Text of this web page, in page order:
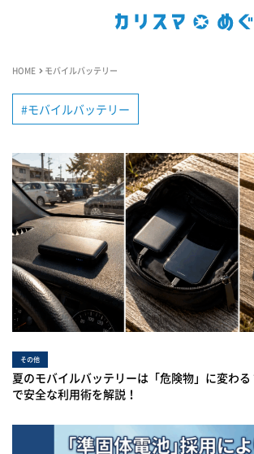
HOME モバイルバッテリー
モバイルバッテリー
その他
夏のモバイルバッテリーは「危険物」に変わる
で安全な利用術を解説！